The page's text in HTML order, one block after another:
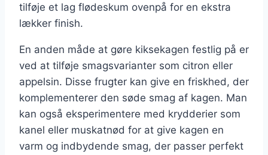
tilføje et lag flødeskum ovenpå for en ekstra
lækker finish.
En anden måde at gøre kiksekagen festlig på er
ved at tilføje smagsvarianter som citron eller
appelsin. Disse frugter kan give en friskhed, der
komplementerer den søde smag af kagen. Man
kan også eksperimentere med krydderier som
kanel eller muskatnød for at give kagen en
varm og indbydende smag, der passer perfekt